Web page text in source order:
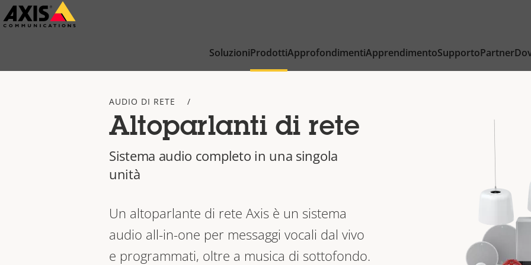
Salta
al
SoluzioniProdottiApprofondimentiApprendimentoSupportoPartner
AUDIO DI RETE
Altoparlanti di rete
Sistema audio completo in una singola
unità
Un altoparlante di rete Axis è un sistema
audio all-in-one per messaggi vocali dal vivo
e programmati, oltre a musica di sottofondo.